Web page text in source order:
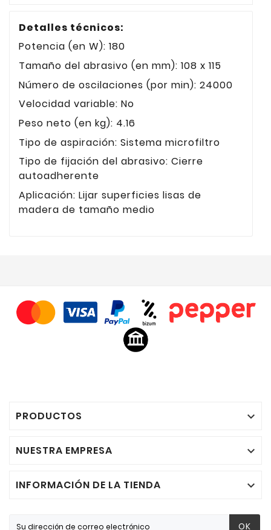
Detalles técnicos:
Potencia (en W): 180
Tamaño del abrasivo (en mm): 108 x 115
Número de oscilaciones (por min): 24000
Velocidad variable: No
Peso neto (en kg): 4.16
Tipo de aspiración: Sistema microfiltro
Tipo de fijación del abrasivo: Cierre
autoadherente
Aplicación: Lijar superficies lisas de
madera de tamaño medio
PRODUCTOS 
NUESTRA EMPRESA 
INFORMACIÓN DE LA TIENDA 
OK